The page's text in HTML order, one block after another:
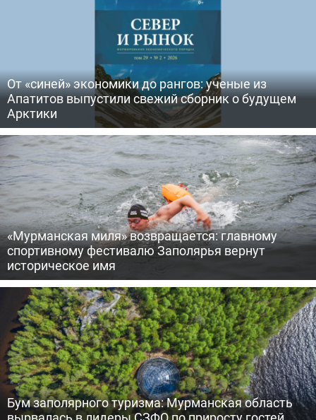
От «синей» экономики до рангов: ученые из
Апатитов выпустили свежий сборник о будущем
Арктики
«Мурманская миля» возвращается: главному
спортивному фестивалю Заполярья вернут
историческое имя
Бум заполярного туризма: Мурманская область